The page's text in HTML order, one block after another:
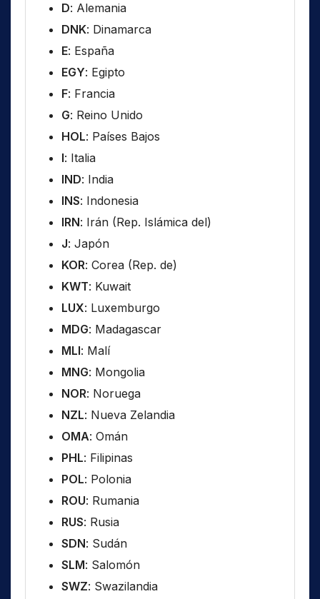
D: Alemania
DNK: Dinamarca
E: España
EGY: Egipto
F: Francia
G: Reino Unido
HOL: Países Bajos
I: Italia
IND: India
INS: Indonesia
IRN: Irán (Rep. Islámica del)
J: Japón
KOR: Corea (Rep. de)
KWT: Kuwait
LUX: Luxemburgo
MDG: Madagascar
MLI: Malí
MNG: Mongolia
NOR: Noruega
NZL: Nueva Zelandia
OMA: Omán
PHL: Filipinas
POL: Polonia
ROU: Rumania
RUS: Rusia
SDN: Sudán
SLM: Salomón
SWZ: Swazilandia